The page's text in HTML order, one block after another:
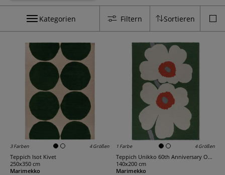
Kategorien Filtern Sortieren
3 Farben 4 Größen
Teppich Isot Kivet
250x350 cm
Marimekko
1 Farbe 4 Größen
Teppich Unikko 60th Anniversary Outdoor
140x200 cm
Marimekko